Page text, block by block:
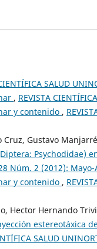
SALUD
, REVISTA
y contenido ,
Cruz, Gustavo
Psychodidae)
Núm. 2 (2012):
y contenido ,
Hector Hernando
estereotáxica
SALUD